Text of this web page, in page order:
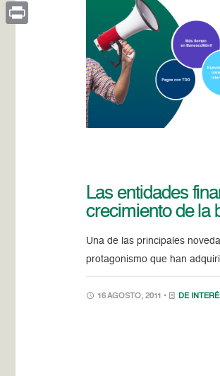
Las entidades
crecimiento de la
Una de las principales
protagonismo que han
16 AGOSTO, 2011 • DE
LinkedIn